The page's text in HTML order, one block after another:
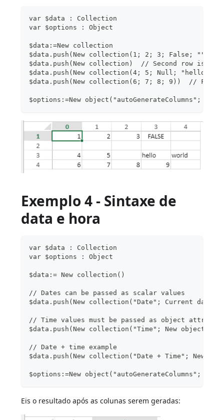
var $data : Collection
var $options : Object
$data:=New collection
$data.push(New collection(1; 2; 3; False; ""))
$data.push(New collection)  // Second row is
$data.push(New collection(4; 5; Null; "hello";
$data.push(New collection(6; 7; 8; 9))  //
$options:=New object("autoGenerateColumns";
Exemplo 4 - Sintaxe de
data e hora
var $data : Collection
var $options : Object
$data:= New collection()
// Dates can be passed as scalar values
$data.push(New collection("Date"; Current
// Time values must be passed as object
$data.push(New collection("Time"; New
// Date + time example
$data.push(New collection("Date + Time"; New
$options:=New object("autoGenerateColumns";
Eis o resultado após as colunas serem geradas: